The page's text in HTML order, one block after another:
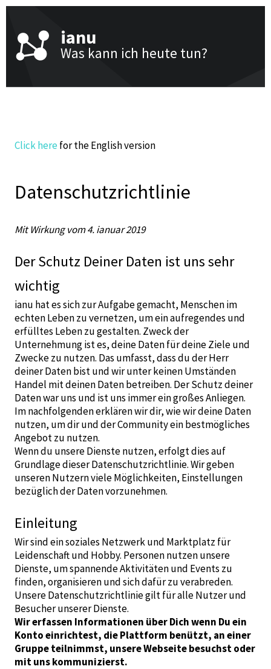
ianu
Was kann ich heute tun?
Click herefor the English version
Datenschutzrichtlinie
Mit Wirkung vom 4. ianuar 2019
Der Schutz Deiner Daten ist uns sehr
wichtig
ianu hat es sich zur Aufgabe gemacht, Menschen im
echten Leben zu vernetzen, um ein aufregendes und
erfülltes Leben zu gestalten. Zweck der
Unternehmung ist es, deine Daten für deine Ziele und
Zwecke zu nutzen. Das umfasst, dass du der Herr
deiner Daten bist und wir unter keinen Umständen
Handel mit deinen Daten betreiben. Der Schutz deiner
Daten war uns und ist uns immer ein großes Anliegen.
Im nachfolgenden erklären wir dir, wie wir deine Daten
nutzen, um dir und der Community ein bestmögliches
Angebot zu nutzen.
Wenn du unsere Dienste nutzen, erfolgt dies auf
Grundlage dieser Datenschutzrichtlinie. Wir geben
unseren Nutzern viele Möglichkeiten, Einstellungen
bezüglich der Daten vorzunehmen.
Einleitung
Wir sind ein soziales Netzwerk und Marktplatz für
Leidenschaft und Hobby. Personen nutzen unsere
Dienste, um spannende Aktivitäten und Events zu
finden, organisieren und sich dafür zu verabreden.
Unsere Datenschutzrichtlinie gilt für alle Nutzer und
Besucher unserer Dienste.
Wir erfassen Informationen über Dich wenn Du ein
Konto einrichtest, die Plattform benützt, an einer
Gruppe teilnimmst, unsere Webseite besuchst oder
mit uns kommunizierst.